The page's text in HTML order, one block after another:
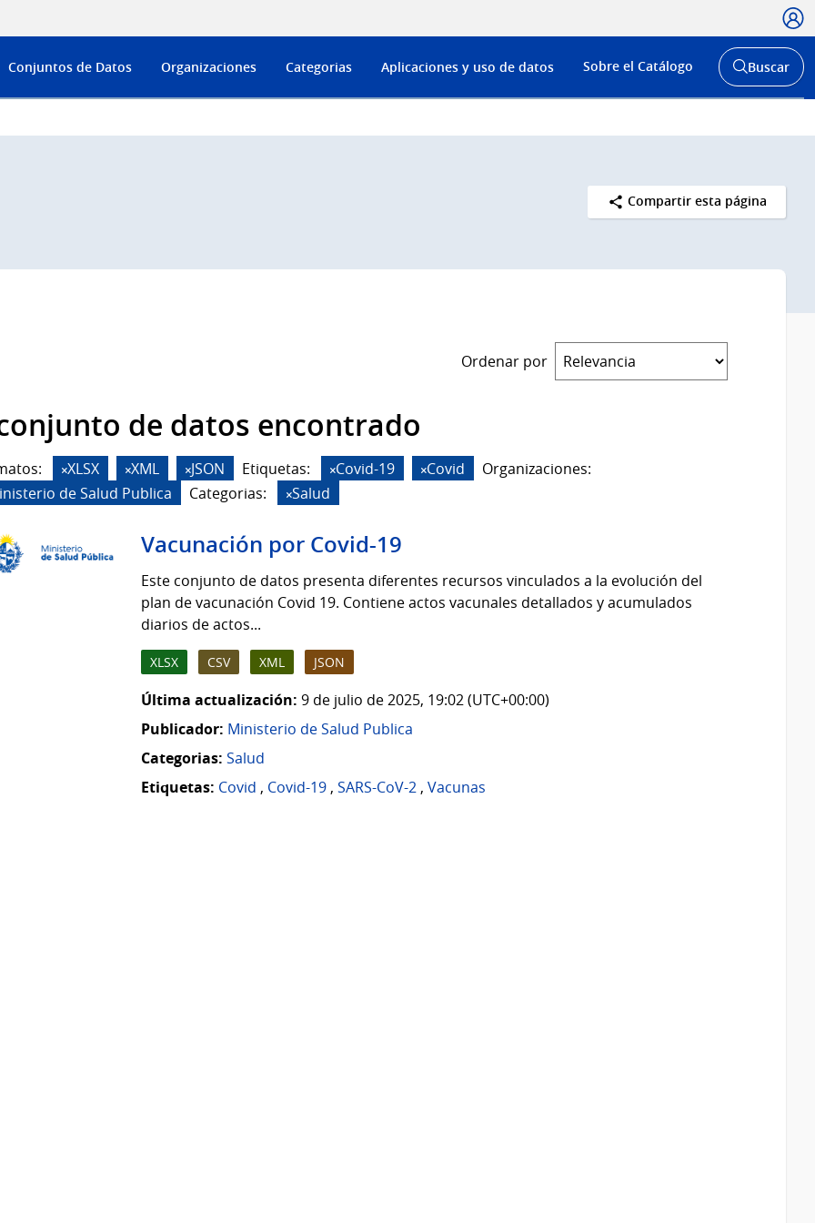
Menú
de
Conjuntos de Datos Organizaciones Categorias Aplicaciones y uso de datos Sobre el Catálogo
Abrir
buscador
Buscar
Compartir esta página
Ordenar por
de datos encontrado
XLSX XML JSON Etiquetas: Covid-19 Covid
Organizaciones:
de Salud Publica
Categorias: Salud
Vacunación por Covid-19
Este conjunto de datos presenta diferentes recursos vinculados a la evolución del
plan de vacunación Covid 19. Contiene actos vacunales detallados y acumulados
diarios de actos...
XLSX CSV XML JSON
Última actualización: 9 de julio de 2025, 19:02 (UTC+00:00)
Publicador: Ministerio de Salud Publica
Categorias: Salud
Etiquetas: Covid , Covid-19, SARS-CoV-2, Vacunas